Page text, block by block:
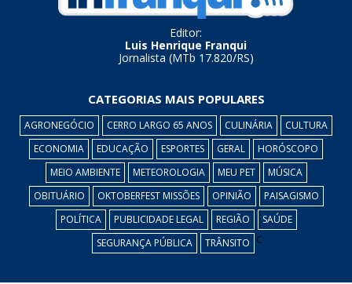
Editor:
Luis Henrique Franqui
Jornalista (MTb 17.820/RS)
CATEGORIAS MAIS POPULARES
AGRONEGÓCIO CERRO LARGO 65 ANOS CULINÁRIA
CULTURA
ECONOMIA
EDUCAÇÃO ESPORTES GERAL
HORÓSCOPO
MEIO AMBIENTE
METEOROLOGIA MEU PET
MÚSICA
OBITUÁRIO
OKTOBERFEST MISSÕES OPINIÃO
PAISAGISMO
POLÍTICA
PUBLICIDADE LEGAL REGIÃO
SAÚDE
SEGURANÇA PÚBLICA
TRÂNSITO c